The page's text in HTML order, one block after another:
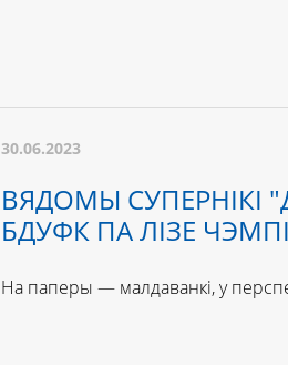
30.06.2023
ВЯДОМЫ СУПЕРНІКІ
БДУФК ПА ЛІЗЕ
На паперы — малдаванкі, у